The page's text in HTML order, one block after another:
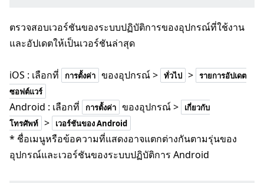
ตรวจสอบเวอร์ชันของระบบปฏิบัติการของอุปกรณ์ที่ใช้งาน
และอัปเดตให้เป็นเวอร์ชันล่าสุด
iOS : เลือกที่ การตั้งค่า ของอุปกรณ์ > ทั่วไป > รายการอัปเดต
ซอฟต์แวร์
Android : เลือกที่ การตั้งค่า ของอุปกรณ์ >
เกี่ยวกับ
โทรศัพท์ > เวอร์ชันของ Android
* ชื่อเมนูหรือข้อความที่แสดงอาจแตกต่างกันตามรุ่นของ
อุปกรณ์และเวอร์ชันของระบบปฏิบัติการ Android